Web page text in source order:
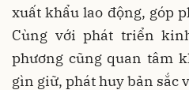
xuất khẩu lao động, góp
Cùng với phát triển
phương cũng quan tâm
gìn giữ, phát huy bản sắc